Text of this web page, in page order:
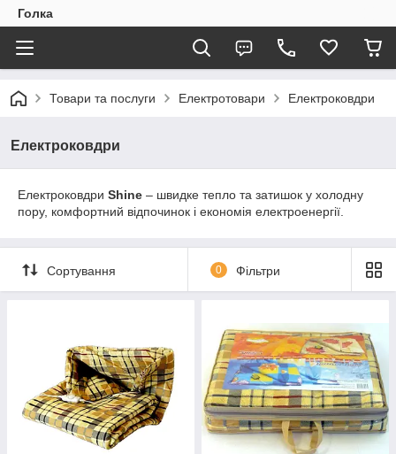
Голка
Товари та послуги Електротовари Електроковдри
Електроковдри
Електроковдри Shine – швидке тепло та затишок у холодну
пору, комфортний відпочинок і економія електроенергії.
Сортування 0 Фільтри